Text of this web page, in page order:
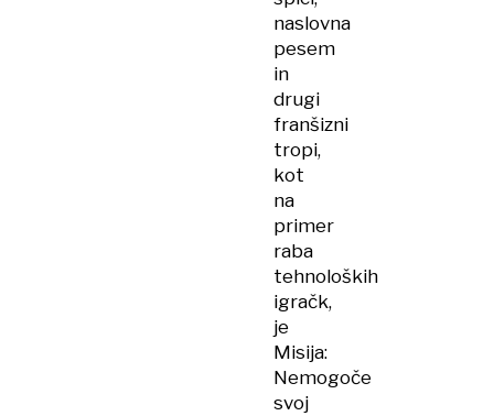
naslovna
pesem
in
drugi
franšizni
tropi,
kot
na
primer
raba
tehnoloških
igračk,
je
Misija:
Nemogoče
svoj